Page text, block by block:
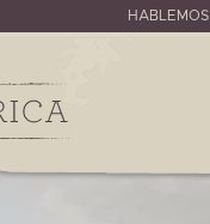
HABLEMOS